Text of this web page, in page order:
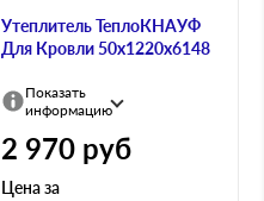
Утеплитель ТеплоКНАУФ
Для Кровли 50х1220х6148
Показать
информацию
2 970 руб
Цена за